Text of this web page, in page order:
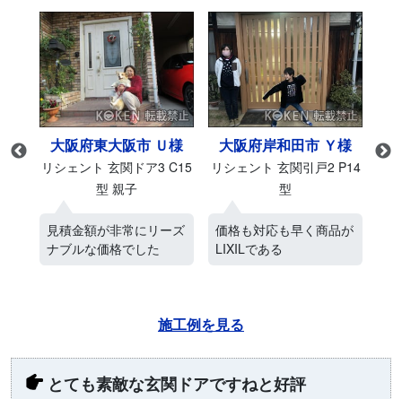
大阪府東大阪市 Ｕ様
リシェント 玄関ドア3 C15
型 親子
見積金額が非常にリーズ
ナブルな価格でした
大阪府岸和田市 Ｙ様
リシェント 玄関引戸2 P14
型
価格も対応も早く商品が
LIXILである
施工例を見る
とても素敵な玄関ドアですねと好評